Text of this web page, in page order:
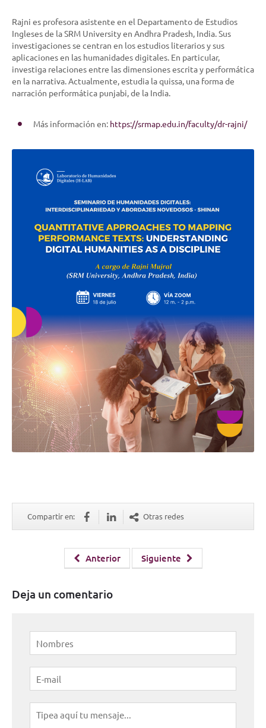
Rajni es profesora asistente en el Departamento de Estudios
Ingleses de la SRM University en Andhra Pradesh, India. Sus
investigaciones se centran en los estudios literarios y sus
aplicaciones en las humanidades digitales. En particular,
investiga relaciones entre las dimensiones escrita y performática
en la narrativa. Actualmente, estudia laquissa, una forma de
narración performática punjabi, de la India.
Más información en: https://srmap.edu.in/faculty/dr-rajni/
Compartir en: Otras redes
Anterior Siguiente
Deja un comentario